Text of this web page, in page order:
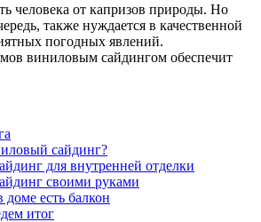
человека от капризов природы. Но
также нуждается в качественной
погодных явлений.
виниловым сайдингом обеспечит
сайдинг?
для внутренней отделки
своими руками
доме есть балкон
итог